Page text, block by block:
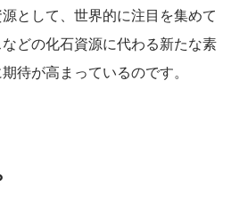
として、世界的に注目を集めて
どの化石資源に代わる新たな素
待が高まっているのです。